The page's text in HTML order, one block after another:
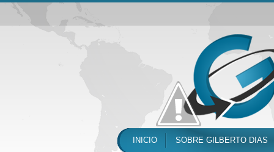
INICIO SOBRE GILBERTO DIAS